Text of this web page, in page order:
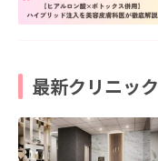
最新クリニック